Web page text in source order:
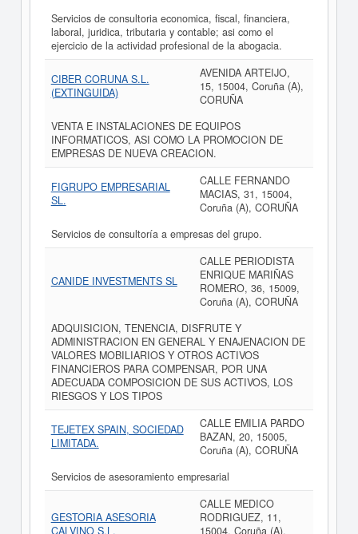
Servicios de consultoria economica, fiscal, financiera,
laboral, juridica, tributaria y contable; asi como el
ejercicio de la actividad profesional de la abogacia.
CIBER CORUNA S.L.
(EXTINGUIDA)
AVENIDA ARTEIJO,
15, 15004, Coruña (A),
CORUÑA
VENTA E INSTALACIONES DE EQUIPOS
INFORMATICOS, ASI COMO LA PROMOCION DE
EMPRESAS DE NUEVA CREACION.
FIGRUPO EMPRESARIAL
SL.
CALLE FERNANDO
MACIAS, 31, 15004,
Coruña (A), CORUÑA
Servicios de consultoría a empresas del grupo.
CANIDE INVESTMENTS SL
CALLE PERIODISTA
ENRIQUE MARIÑAS
ROMERO, 36, 15009,
Coruña (A), CORUÑA
ADQUISICION, TENENCIA, DISFRUTE Y
ADMINISTRACION EN GENERAL Y ENAJENACION DE
VALORES MOBILIARIOS Y OTROS ACTIVOS
FINANCIEROS PARA COMPENSAR, POR UNA
ADECUADA COMPOSICION DE SUS ACTIVOS, LOS
RIESGOS Y LOS TIPOS
TEJETEX SPAIN, SOCIEDAD
LIMITADA.
CALLE EMILIA PARDO
BAZAN, 20, 15005,
Coruña (A), CORUÑA
Servicios de asesoramiento empresarial
GESTORIA ASESORIA
CALVINO S.L.
CALLE MEDICO
RODRIGUEZ, 11,
15004, Coruña (A),